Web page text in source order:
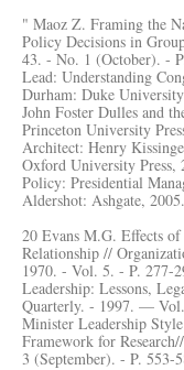
" Maoz Z. Framing the
Policy Decisions in
43. - No. 1 (October). -
Lead: Understanding
Durham: Duke
John Foster Dulles and
Princeton University
Architect: Henry
Oxford University
Policy: Presidential
Aldershot: Ashgate,
20 Evans M.G. Effects
Relationship //
1970. - Vol. 5. - P. 277-
Leadership: Lessons,
Quarterly. - 1997. —
Minister Leadership
Framework for
3 (September). - P. 553-